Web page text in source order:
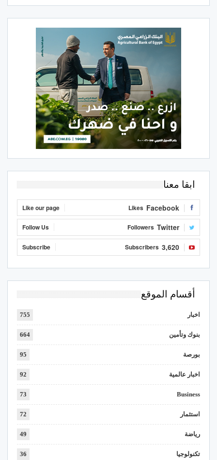
ابقا معنا
Facebook
Likes
Like our page
Twitter
Followers
Follow Us
3,620
Subscribers
Subscribe
أقسام الموقع
اخبار 755
بنوك وتأمين 664
بورصة 95
اخبار عالمية 92
Business
73
استثمار 72
رياضة 49
تكنولوجيا 36